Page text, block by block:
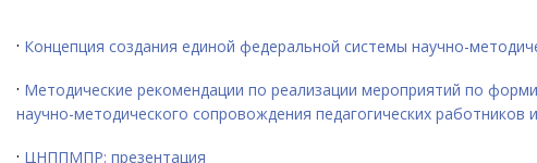
· Концепция создания единой федеральной системы научно-
· Методические рекомендации по реализации мероприятий по
научно-методического сопровождения педагогических работников
· ЦНППМПР: презентация